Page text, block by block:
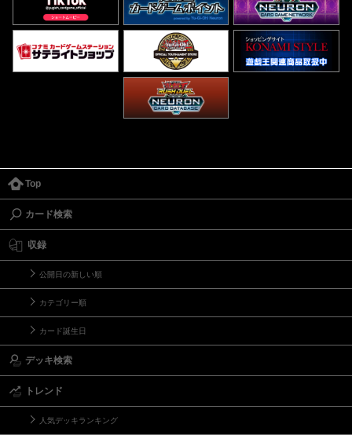
Top
カード検索
収録
公開日の新しい順
カテゴリー順
カード誕生日
デッキ検索
トレンド
人気デッキランキング